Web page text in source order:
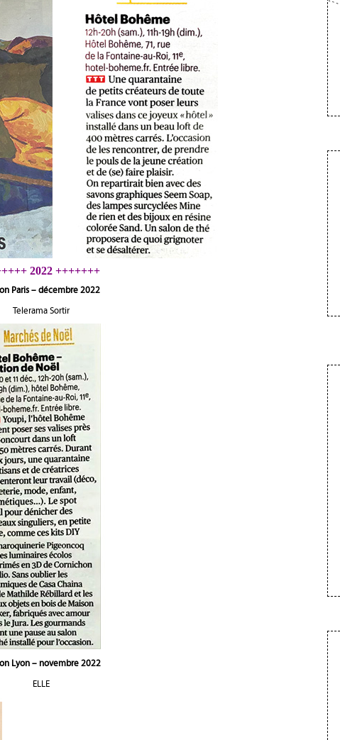
2022 +++++++
Paris – décembre 2022
Telerama Sortir
Lyon – novembre 2022
ELLE